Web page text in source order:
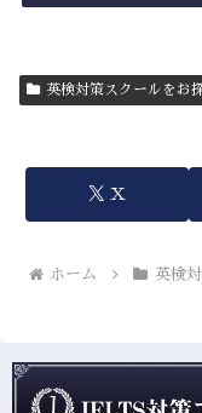
英検対策スクールをお
X
ホーム 英検